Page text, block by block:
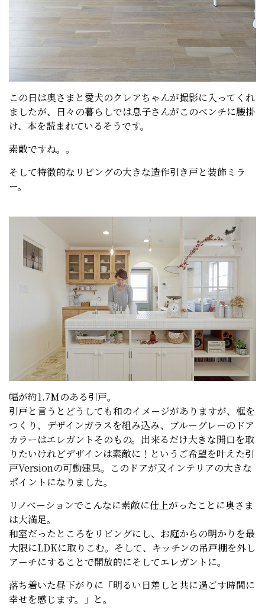
この日は奥さまと愛犬のクレアちゃんが撮影に入ってくれ
ましたが、日々の暮らしでは息子さんがこのベンチに腰掛
け、本を読まれているそうです。
素敵ですね。。
そして特徴的なリビングの大きな造作引き戸と装飾ミラ
ー。
幅が約1.7Mのある引戸。
引戸と言うとどうしても和のイメージがありますが、框を
つくり、デザインガラスを組み込み、ブルーグレーのドア
カラーはエレガントそのもの。出来るだけ大きな開口を取
りたいけれどデザインは素敵に！というご希望を叶えた引
戸Versionの可動建具。このドアが又インテリアの大きな
ポイントになりました。
リノベーションでこんなに素敵に仕上がったことに奥さま
は大満足。
和室だったところをリビングにし、お庭からの明かりを最
大限にLDKに取りこむ。そして、キッチンの吊戸棚を外し
アーチにすることで開放的にそしてエレガントに。
落ち着いた昼下がりに「明るい日差しと共に過ごす時間に
幸せを感じます。」と。